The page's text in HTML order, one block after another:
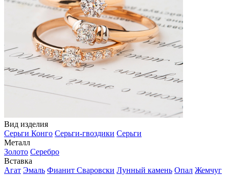
Вид изделия
Серьги Конго Серьги-гвоздики Серьги
Металл
Золото Серебро
Вставка
Агат Эмаль Фианит Сваровски Лунный камень Опал Жемчуг